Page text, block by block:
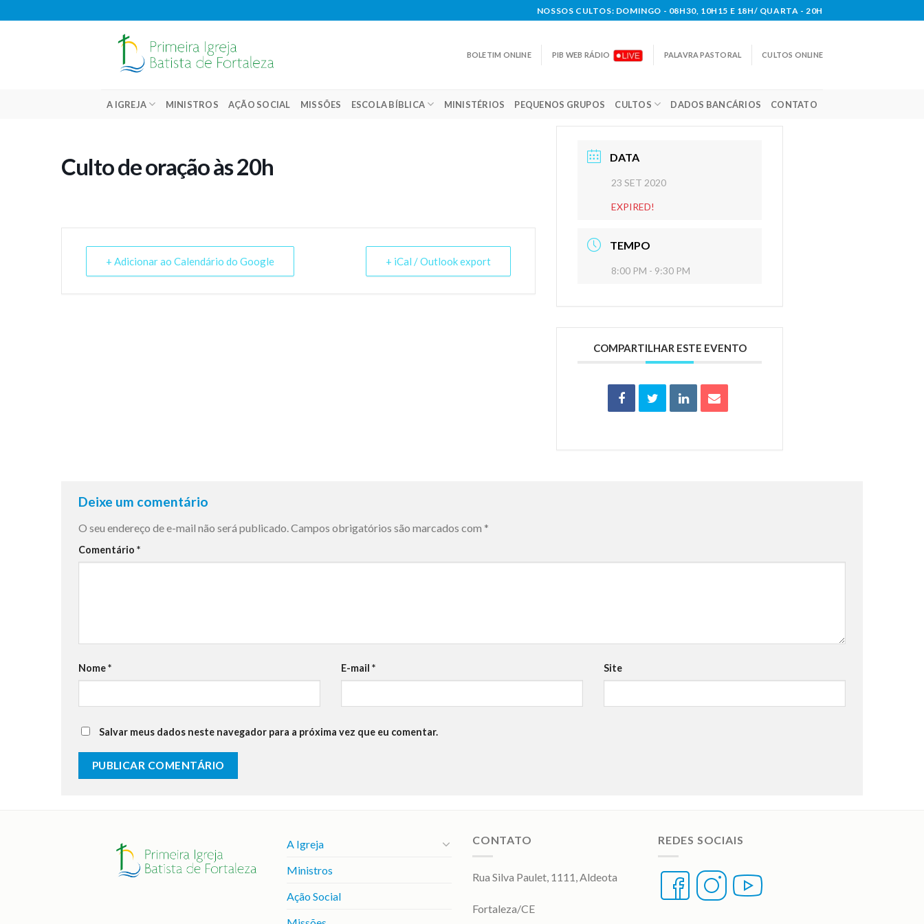
to
NOSSOS CULTOS: DOMINGO - 08H30, 10H15 E 18H/ QUARTA - 20H
BOLETIM ONLINE PIB WEB RÁDIO PALAVRA PASTORAL CULTOS ONLINE
A IGREJA MINISTROS AÇÃO SOCIAL MISSÕES ESCOLA BÍBLICA MINISTÉRIOS PEQUENOS GRUPOS CULTOS DADOS BANCÁRIOS CONTATO
Culto de oração às 20h
+ Adicionar ao Calendário do Google + iCal / Outlook export
DATA
23 SET 2020
EXPIRED!
TEMPO
8:00 PM - 9:30 PM
COMPARTILHAR ESTE EVENTO
Deixe um comentário
O seu endereço de e-mail não será publicado. Campos obrigatórios são marcados com *
Comentário *
Nome* E-mail * Site
Salvar meus dados neste navegador para a próxima vez que eu comentar.
A Igreja
Ministros
Ação Social
CONTATO
Rua Silva Paulet, 1111, Aldeota
Fortaleza/CE
REDES SOCIAIS